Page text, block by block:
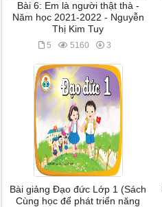
Bài 6: Em là người thật thà -
Năm học 2021-2022 - Nguyễn
Thị Kim Tuy
5 5160 3
Bài giảng Đạo đức Lớp 1 (Sách
Cùng học để phát triển năng